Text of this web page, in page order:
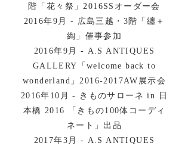
階「花々祭」2016SSオーダー会
2016年9月 - 広島三越・3階「纏＋
綯」催事参加
2016年9月 - A.S ANTIQUES
GALLERY「welcome back to
wonderland」2016-2017AW展示会
2016年10月 - きものサローネ in 日
本橋 2016 「きもの100体コーディ
ネート」出品
2017年3月 - A.S ANTIQUES